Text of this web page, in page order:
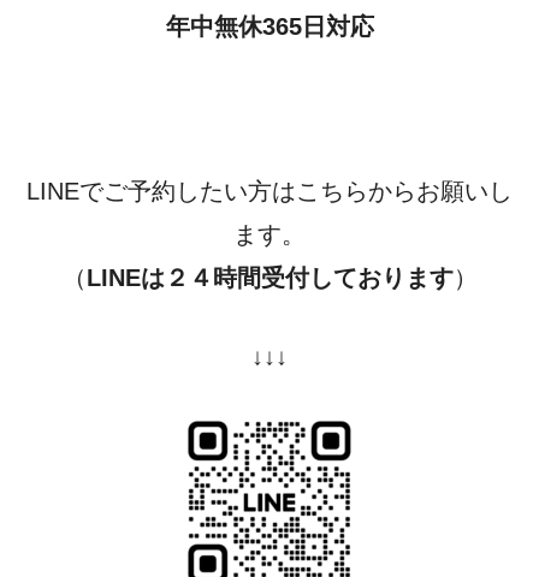
年中無休365日対応
LINEでご予約したい方はこちらからお願いし
ます。
（LINEは２４時間受付しております）
↓↓↓